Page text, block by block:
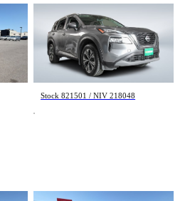
Nissan Rogue
SV Moonroof 2023
80 345 km
22 698 $
Stock 821501 / NIV 218048